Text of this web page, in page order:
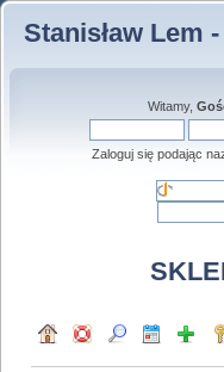
Stanisław Lem
Witamy,
Zaloguj się podając